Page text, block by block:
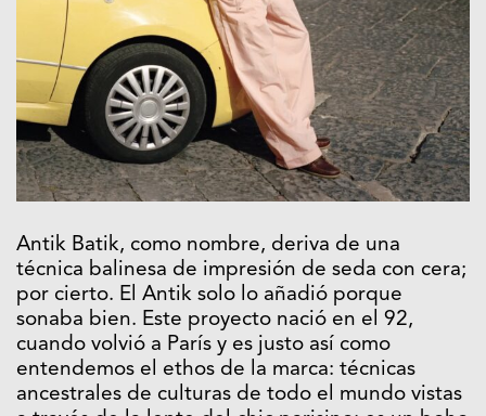
Antik Batik, como nombre, deriva de una
técnica balinesa de impresión de seda con cera;
por cierto. El Antik solo lo añadió porque
sonaba bien. Este proyecto nació en el 92,
cuando volvió a París y es justo así como
entendemos el ethos de la marca: técnicas
ancestrales de culturas de todo el mundo vistas